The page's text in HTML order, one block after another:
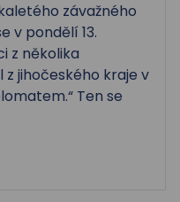
závažného
v pondělí 13.
z několika
jihočeského kraje v
Ten se